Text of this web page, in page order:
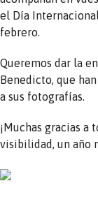
el Día
febrero.
Queremos dar la
Benedicto, que
a sus fotografías.
¡Muchas gracias a
visibilidad, un año